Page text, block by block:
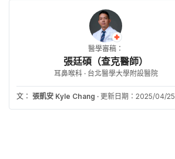
醫學審稿：
張廷碩（查克醫師）
耳鼻喉科 · 台北醫學大學附設醫院
文： 張凱安 Kyle Chang · 更新日期：2025/04/25